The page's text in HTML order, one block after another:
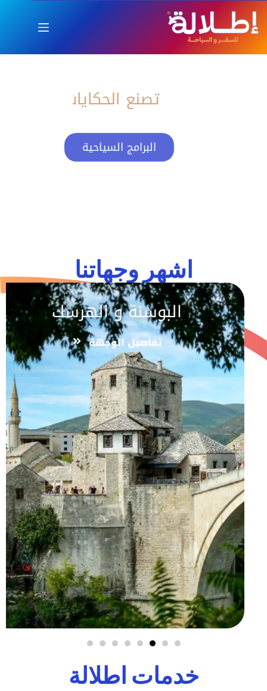
اطلالة
العام الجديد بإطلالة ساحرة
تصنع الحكايات
البرامج السياحية
اشهر وجهاتنا
البوسنة و الهرسك
تفاصيل الوجهة
خدمات اطلالة